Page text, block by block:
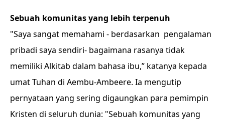
Sebuah komunitas yang lebih terpenuh
"Saya sangat memahami - berdasarkan pengalaman
pribadi saya sendiri- bagaimana rasanya tidak
memiliki Alkitab dalam bahasa ibu,” katanya kepada
umat Tuhan di Aembu-Ambeere. Ia mengutip
pernyataan yang sering digaungkan para pemimpin
Kristen di seluruh dunia: "Sebuah komunitas yang